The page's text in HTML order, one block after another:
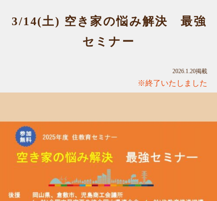
3/14(土) 空き家の悩み解決 最強
セミナー
2026.1.20掲載
※終了いたしました